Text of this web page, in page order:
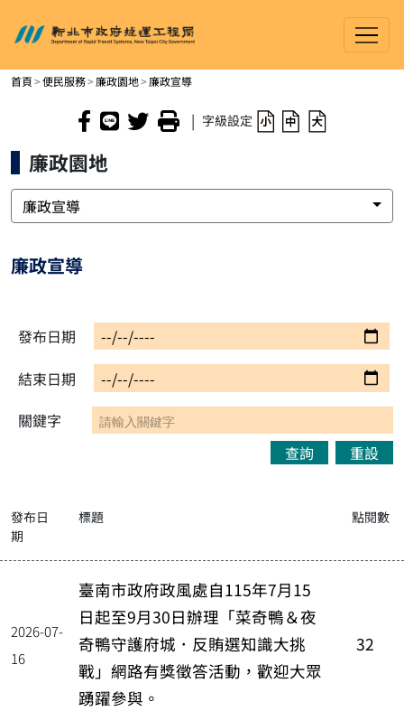
進入內容區塊
新北市政府捷運工程局
首頁 便民服務 廉政園地 廉政宣導
| 字級設定
廉政園地
廉政宣導
廉政宣導
發布日期
結束日期
關鍵字
查詢
重設
發布日
期
標題 點閱數
2026-07-
16
臺南市政府政風處自115年7月15
日起至9月30日辦理「菜奇鴨＆夜
奇鴨守護府城．反賄選知識大挑
戰」網路有獎徵答活動，歡迎大眾
踴躍參與。
32